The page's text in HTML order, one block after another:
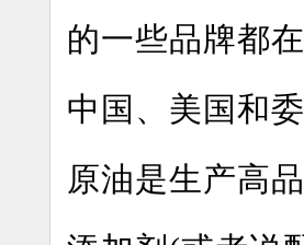
的一些品牌都
中国、美国和
原油是生产高